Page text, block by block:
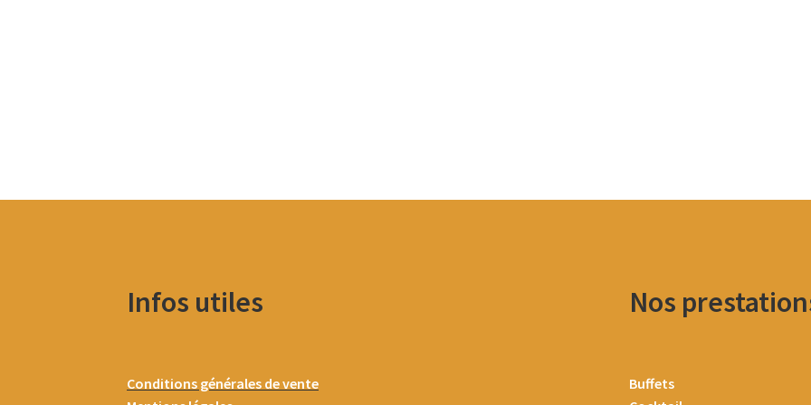
Infos utiles
Conditions générales de vente
Nos
Buffets